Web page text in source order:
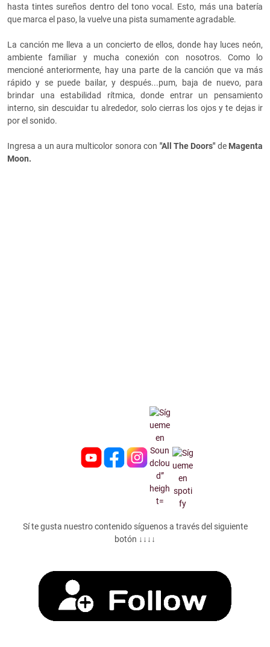
hasta tintes sureños dentro del tono vocal. Esto, más una batería
que marca el paso, la vuelve una pista sumamente agradable.
La canción me lleva a un concierto de ellos, donde hay luces neón,
ambiente familiar y mucha conexión con nosotros. Como lo
mencioné anteriormente, hay una parte de la canción que va más
rápido y se puede bailar, y después...pum, baja de nuevo, para
brindar una estabilidad rítmica, donde entrar un pensamiento
interno, sin descuidar tu alrededor, solo cierras los ojos y te dejas ir
por el sonido.
Ingresa a un aura multicolor sonora con "All The Doors" de Magenta
Moon.
Sí te gusta nuestro contenido síguenos a través del siguiente
botón ↓↓↓↓